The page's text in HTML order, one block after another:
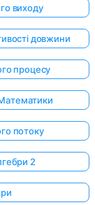
виходу
довжини
процесу
потоку
2